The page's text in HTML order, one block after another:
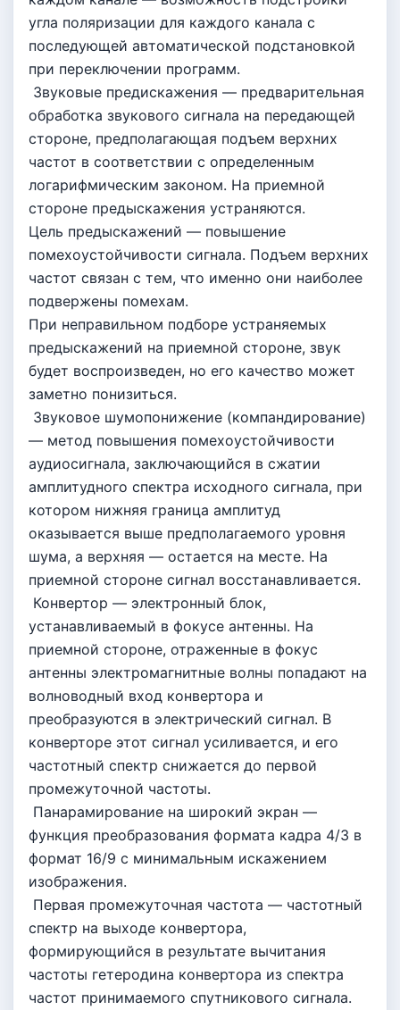
угла поляризации для каждого канала с
последующей автоматической подстановкой
при переключении программ.
Звуковые предискажения — предварительная
обработка звукового сигнала на передающей
стороне, предполагающая подъем верхних
частот в соответствии с определенным
логарифмическим законом. На приемной
стороне предыскажения устраняются.
Цель предыскажений — повышение
помехоустойчивости сигнала. Подъем верхних
частот связан с тем, что именно они наиболее
подвержены помехам.
При неправильном подборе устраняемых
предыскажений на приемной стороне, звук
будет воспроизведен, но его качество может
заметно понизиться.
Звуковое шумопонижение (компандирование)
— метод повышения помехоустойчивости
аудиосигнала, заключающийся в сжатии
амплитудного спектра исходного сигнала, при
котором нижняя граница амплитуд
оказывается выше предполагаемого уровня
шума, а верхняя — остается на месте. На
приемной стороне сигнал восстанавливается.
Конвертор — электронный блок,
устанавливаемый в фокусе антенны. На
приемной стороне, отраженные в фокус
антенны электромагнитные волны попадают на
волноводный вход конвертора и
преобразуются в электрический сигнал. В
конверторе этот сигнал усиливается, и его
частотный спектр снижается до первой
промежуточной частоты.
Панарамирование на широкий экран —
функция преобразования формата кадра 4/3 в
формат 16/9 с минимальным искажением
изображения.
Первая промежуточная частота — частотный
спектр на выходе конвертора,
формирующийся в результате вычитания
частоты гетеродина конвертора из спектра
частот принимаемого спутникового сигнала.